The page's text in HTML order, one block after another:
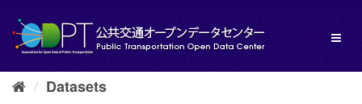
content
Datasets